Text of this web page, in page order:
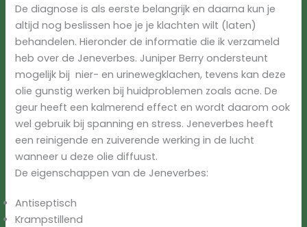
De diagnose is als eerste belangrijk en daarna kun je
altijd nog beslissen hoe je je klachten wilt (laten)
behandelen. Hieronder de informatie die ik verzameld
heb over de Jeneverbes. Juniper Berry ondersteunt
mogelijk bij nier- en urinewegklachen, tevens kan deze
olie gunstig werken bij huidproblemen zoals acne. De
geur heeft een kalmerend effect en wordt daarom ook
wel gebruik bij spanning en stress. Jeneverbes heeft
een reinigende en zuiverende werking in de lucht
wanneer u deze olie diffuust.
De eigenschappen van de Jeneverbes:
Antiseptisch
Krampstillend